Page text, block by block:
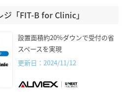
「FIT-B for Clinic」
設置面積約20%ダウンで受付の省
スペースを実現
更新日：2024/11/12